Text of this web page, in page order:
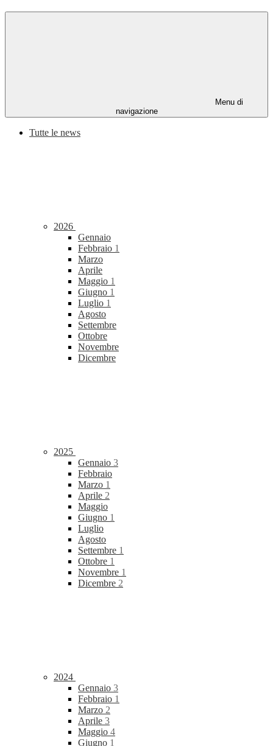
Menu di
navigazione
Tutte le news
2026
Gennaio
Febbraio 1
Marzo
Aprile
Maggio 1
Giugno 1
Luglio 1
Agosto
Settembre
Ottobre
Novembre
Dicembre
2025
Gennaio 3
Febbraio
Marzo 1
Aprile 2
Maggio
Giugno 1
Luglio
Agosto
Settembre 1
Ottobre 1
Novembre 1
Dicembre 2
2024
Gennaio 3
Febbraio 1
Marzo 2
Aprile 3
Maggio 4
Giugno 1